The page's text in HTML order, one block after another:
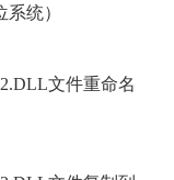
统）
文件重命名